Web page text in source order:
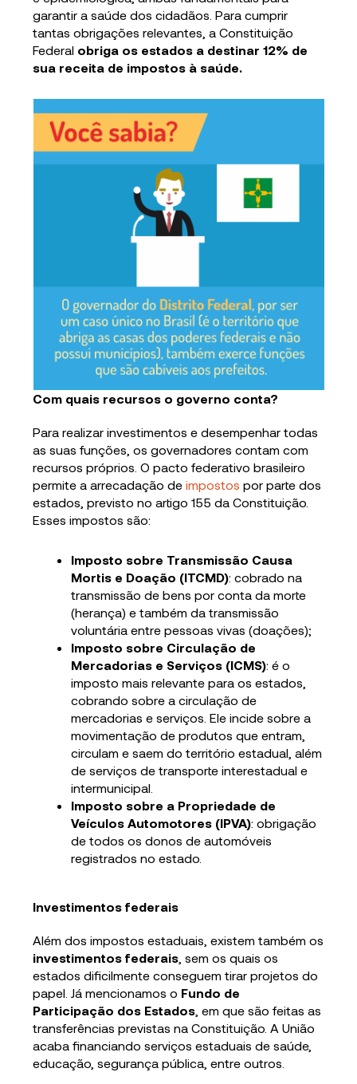
garantir a saúde dos cidadãos. Para cumprir
tantas obrigações relevantes, a Constituição
Federal obriga os estados a destinar 12% de
sua receita de impostos à saúde.
Com quais recursos o governo conta?
Para realizar investimentos e desempenhar todas
as suas funções, os governadores contam com
recursos próprios. O pacto federativo brasileiro
permite a arrecadação deimpostos por parte dos
estados, previsto no artigo 155 da Constituição.
Esses impostos são:
Imposto sobre Transmissão Causa
Mortis e Doação (ITCMD): cobrado na
transmissão de bens por conta da morte
(herança) e também da transmissão
voluntária entre pessoas vivas (doações);
Imposto sobre Circulação de
Mercadorias e Serviços (ICMS): é o
imposto mais relevante para os estados,
cobrando sobre a circulação de
mercadorias e serviços. Ele incide sobre a
movimentação de produtos que entram,
circulam e saem do território estadual, além
de serviços de transporte interestadual e
intermunicipal.
Imposto sobre a Propriedade de
Veículos Automotores (IPVA): obrigação
de todos os donos de automóveis
registrados no estado.
Investimentos federais
Além dos impostos estaduais, existem também os
investimentos federais , sem os quais os
estados dificilmente conseguem tirar projetos do
papel. Já mencionamos o Fundo de
Participação dos Estados , em que são feitas as
transferências previstas na Constituição. A União
acaba financiando serviços estaduais de saúde,
educação, segurança pública, entre outros.